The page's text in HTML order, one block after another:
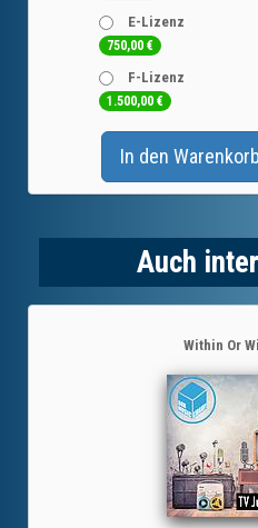
E-Lizenz
750,00€
F-Lizenz
1.500,00€
In den Warenkorb
Auch
Within Or